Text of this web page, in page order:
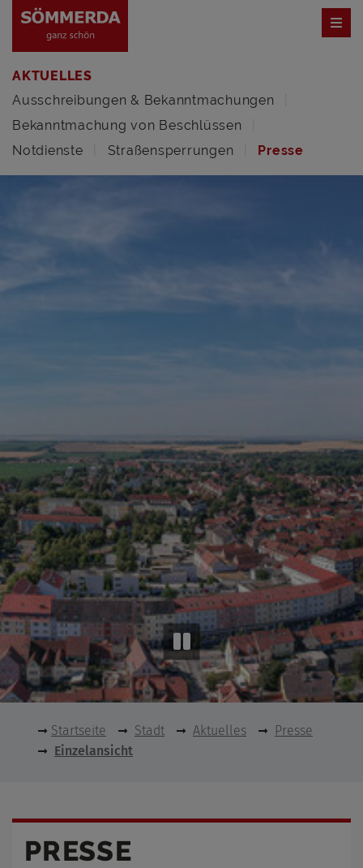
AKTUELLES
Ausschreibungen & Bekanntmachungen
Bekanntmachung von Beschlüssen
Notdienste
Straßensperrungen Presse
Startseite Stadt Aktuelles
Presse
Einzelansicht
PRESSE